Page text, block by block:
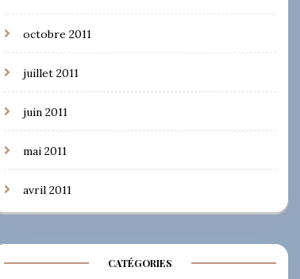
octobre 2011
juillet 2011
juin 2011
mai 2011
avril 2011
CATÉGORIES